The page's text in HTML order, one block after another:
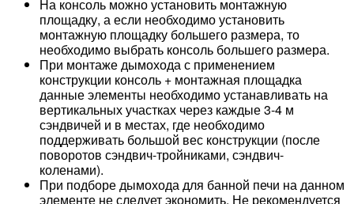
На консоль можно установить монтажную
площадку, а если необходимо установить
монтажную площадку большего размера, то
необходимо выбрать консоль большего размера.
При монтаже дымохода с применением
конструкции консоль + монтажная площадка
данные элементы необходимо устанавливать на
вертикальных участках через каждые 3-4 м
сэндвичей и в местах, где необходимо
поддерживать большой вес конструкции (после
поворотов сэндвич-тройниками, сэндвич-
коленами).
При подборе дымохода для банной печи на данном
элементе не следует экономить. Не рекомендуется